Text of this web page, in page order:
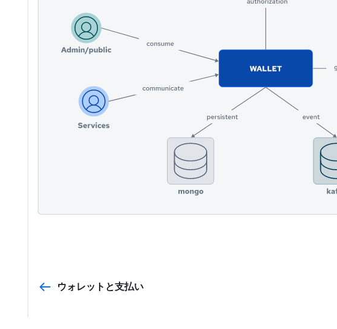
ウォレットと支払い